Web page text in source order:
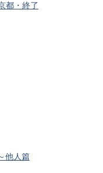
都・終了
他人篇